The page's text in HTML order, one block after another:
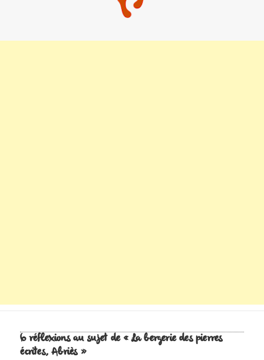
6 réflexions au sujet de « La bergerie des pierres
écrites, Abriès »